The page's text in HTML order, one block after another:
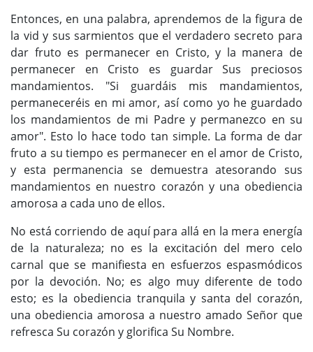
Entonces, en una palabra, aprendemos de la figura de
la vid y sus sarmientos que el verdadero secreto para
dar fruto es permanecer en Cristo, y la manera de
permanecer en Cristo es guardar Sus preciosos
mandamientos. "Si guardáis mis mandamientos,
permaneceréis en mi amor, así como yo he guardado
los mandamientos de mi Padre y permanezco en su
amor". Esto lo hace todo tan simple. La forma de dar
fruto a su tiempo es permanecer en el amor de Cristo,
y esta permanencia se demuestra atesorando sus
mandamientos en nuestro corazón y una obediencia
amorosa a cada uno de ellos.
No está corriendo de aquí para allá en la mera energía
de la naturaleza; no es la excitación del mero celo
carnal que se manifiesta en esfuerzos espasmódicos
por la devoción. No; es algo muy diferente de todo
esto; es la obediencia tranquila y santa del corazón,
una obediencia amorosa a nuestro amado Señor que
refresca Su corazón y glorifica Su Nombre.